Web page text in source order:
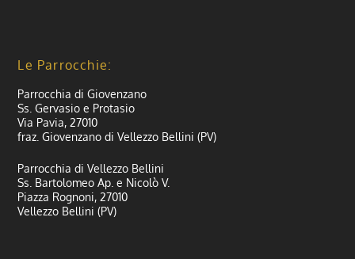
Le Parrocchie:
Parrocchia di Giovenzano
Ss. Gervasio e Protasio
Via Pavia, 27010
fraz. Giovenzano di Vellezzo Bellini (PV)
Parrocchia di Vellezzo Bellini
Ss. Bartolomeo Ap. e Nicolò V.
Piazza Rognoni, 27010
Vellezzo Bellini (PV)